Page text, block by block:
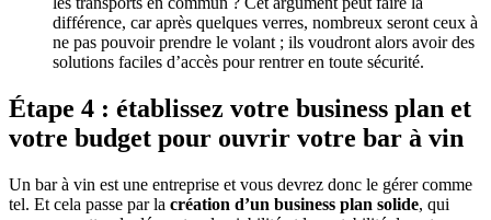
différence, car après quelques verres, nombreux seront ceux à
ne pas pouvoir prendre le volant ; ils voudront alors avoir des
solutions faciles d’accès pour rentrer en toute sécurité.
Étape 4 : établissez votre business plan et
votre budget pour ouvrir votre bar à vin
Un bar à vin est une entreprise et vous devrez donc le gérer comme
tel. Et cela passe par la création d’un business plan solide, qui